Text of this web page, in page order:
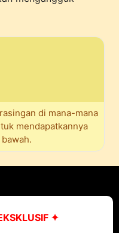
di mana-mana
mendapatkannya
✦